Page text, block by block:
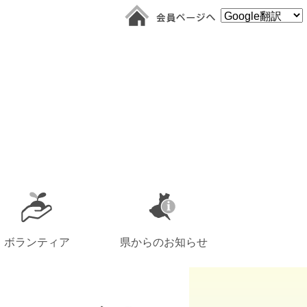
ボランティア 県からのお知らせ